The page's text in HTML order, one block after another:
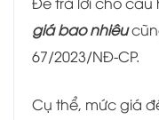
giá bao nhiêu
67/2023/NĐ-CP.
Cụ thể, mức giá